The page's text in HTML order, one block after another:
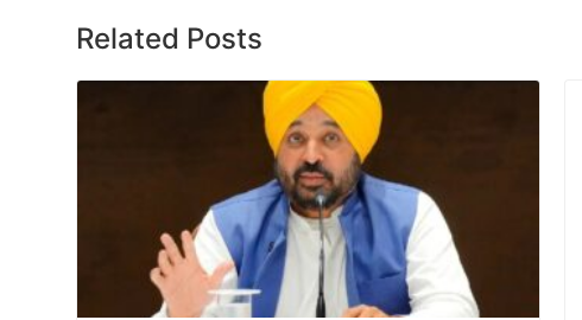
Related Posts